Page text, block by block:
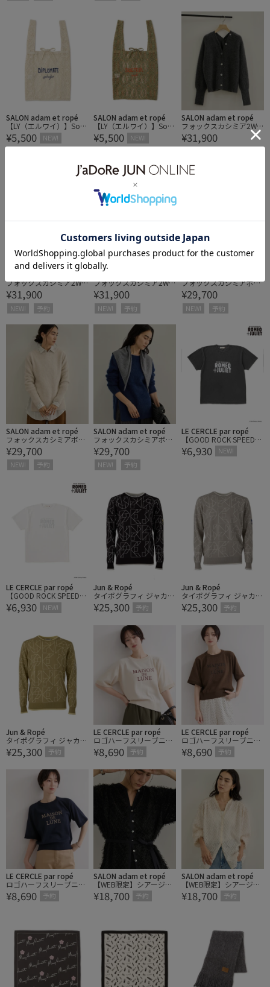
SALON adam et ropé
【LY（エルワイ）】Souk
bag
¥5,500 NEW!
SALON adam et ropé
【LY（エルワイ）】Souk
bag
¥5,500 NEW!
SALON adam et ropé
フォックスカシミア2WA
YVネックカーディガン
¥31,900
SALON adam et ropé
フォックスカシミア2WA
YVネックカーディガン
¥31,900
NEW! 予約
SALON adam et ropé
フォックスカシミア2WA
YVネックカーディガン
¥31,900
NEW! 予約
フォックスカシミアボー
トネックプルオーバー
¥29,700
NEW! 予約
SALON adam et ropé
フォックスカシミアボー
トネックプルオーバー
¥29,700
NEW! 予約
SALON adam et ropé
フォックスカシミアボー
トネックプルオーバー
¥29,700
NEW! 予約
LE CERCLE par ropé
【GOOD ROCK SPEED/
グッドロックスピード】
ロミオとジュリエットロ
¥6,930 NEW!
LE CERCLE par ropé
【GOOD ROCK SPEED/
グッドロックスピード】
ロミオとジュリエットロ
¥6,930 NEW!
Jun & Ropé
タイポグラフィ ジャカー
ドセーター
¥25,300 予約
Jun & Ropé
タイポグラフィ ジャカー
ドセーター
¥25,300 予約
Jun & Ropé
タイポグラフィ ジャカー
ドセーター
¥25,300 予約
LE CERCLE par ropé
ロゴハーフスリーブニッ
トプルオーバー
¥8,690 予約
LE CERCLE par ropé
ロゴハーフスリーブニッ
トプルオーバー
¥8,690 予約
LE CERCLE par ropé
ロゴハーフスリーブニッ
トプルオーバー
¥8,690 予約
SALON adam et ropé
【WEB限定】シアージャ
ガード2WAYブラウス
¥18,700 予約
SALON adam et ropé
【WEB限定】シアージャ
ガード2WAYブラウス
¥18,700 予約